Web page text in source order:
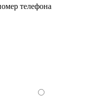
телефона